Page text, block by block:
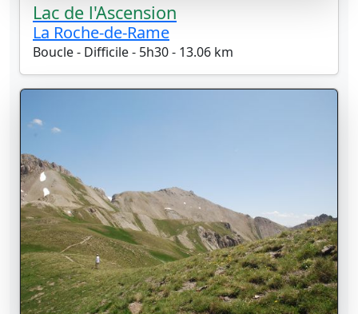
Lac de l'Ascension
La Roche-de-Rame
Boucle - Difficile - 5h30 - 13.06 km